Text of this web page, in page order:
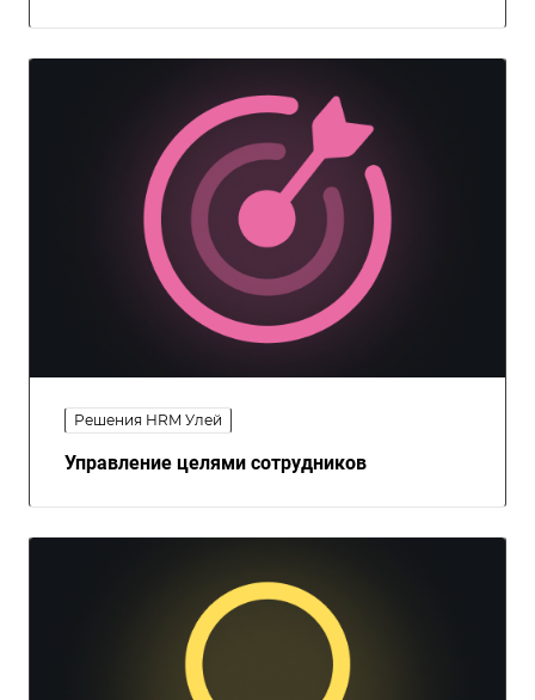
Решения HRM Улей
Управление целями сотрудников